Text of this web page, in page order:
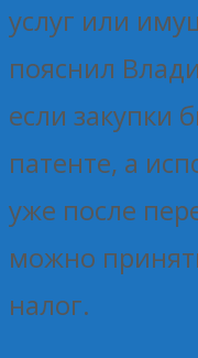
услуг или
пояснил
если закупки
патенте, а
уже после
можно
налог.